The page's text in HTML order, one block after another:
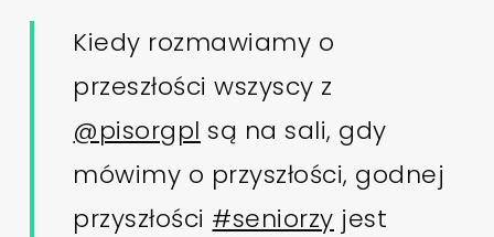
Kiedy rozmawiamy o
przeszłości wszyscy z
@pisorgpl są na sali, gdy
mówimy o przyszłości, godnej
przyszłości #seniorzy jest